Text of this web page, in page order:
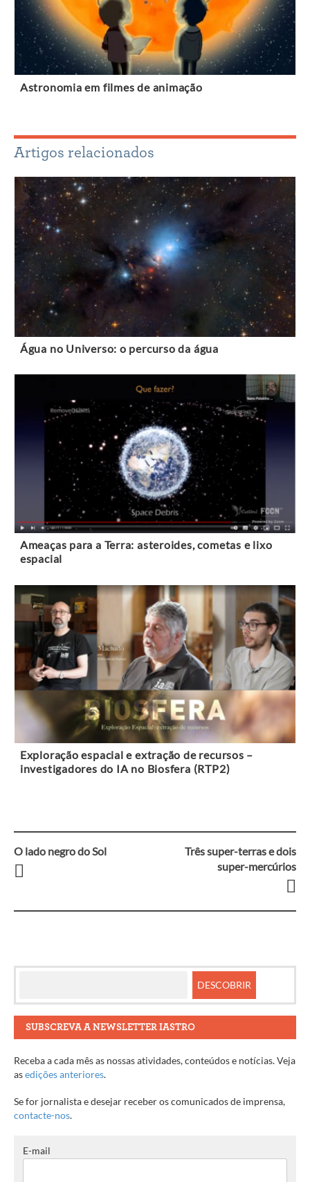
Astronomia em filmes de animação
Artigos relacionados
Água no Universo: o percurso da água
Ameaças para a Terra: asteroides, cometas e lixo
espacial
Exploração espacial e extração de recursos –
investigadores do IA no Biosfera (RTP2)
Navegação
artigos
O lado negro do Sol
Três super-terras e dois
super-mercúrios
SUBSCREVA A NEWSLETTER IASTRO
Receba a cada mês as nossas atividades, conteúdos e notícias. Veja
asedições anteriores.
Se for jornalista e desejar receber os comunicados de imprensa,
contacte-nos.
E-mail